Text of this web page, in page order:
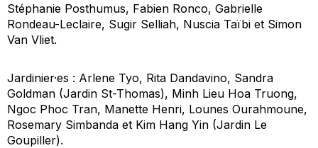
Stéphanie Posthumus, Fabien Ronco, Gabrielle
Rondeau-Leclaire, Sugir Selliah, Nuscia Taïbi et Simon
Van Vliet.
Jardinier·es : Arlene Tyo, Rita Dandavino, Sandra
Goldman (Jardin St-Thomas), Minh Lieu Hoa Truong,
Ngoc Phoc Tran, Manette Henri, Lounes Ourahmoune,
Rosemary Simbanda et Kim Hang Yin (Jardin Le
Goupiller).